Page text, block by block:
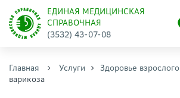
ЕДИНАЯ МЕДИЦИНСКАЯ
СПРАВОЧНАЯ
(3532) 43-07-08
Главная Услуги Здоровье взрослого
варикоза